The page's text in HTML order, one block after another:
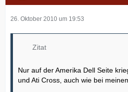
26. Oktober 2010 um 19:53
Zitat
Nur auf der Amerika Dell Seite
und Ati Cross, auch wie bei